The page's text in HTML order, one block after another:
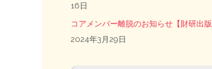
16日
コアメンバー離脱のお知らせ【財研出版
2024年3月29日